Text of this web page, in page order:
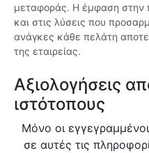
μεταφοράς. Η έμφαση στην
και στις λύσεις που
ανάγκες κάθε πελάτη
της εταιρείας.
Αξιολογήσεις
ιστότοπους
Μόνο οι
σε αυτές τις